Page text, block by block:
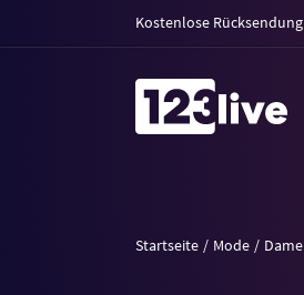
Kostenlose Rücksendung
Startseite Mode